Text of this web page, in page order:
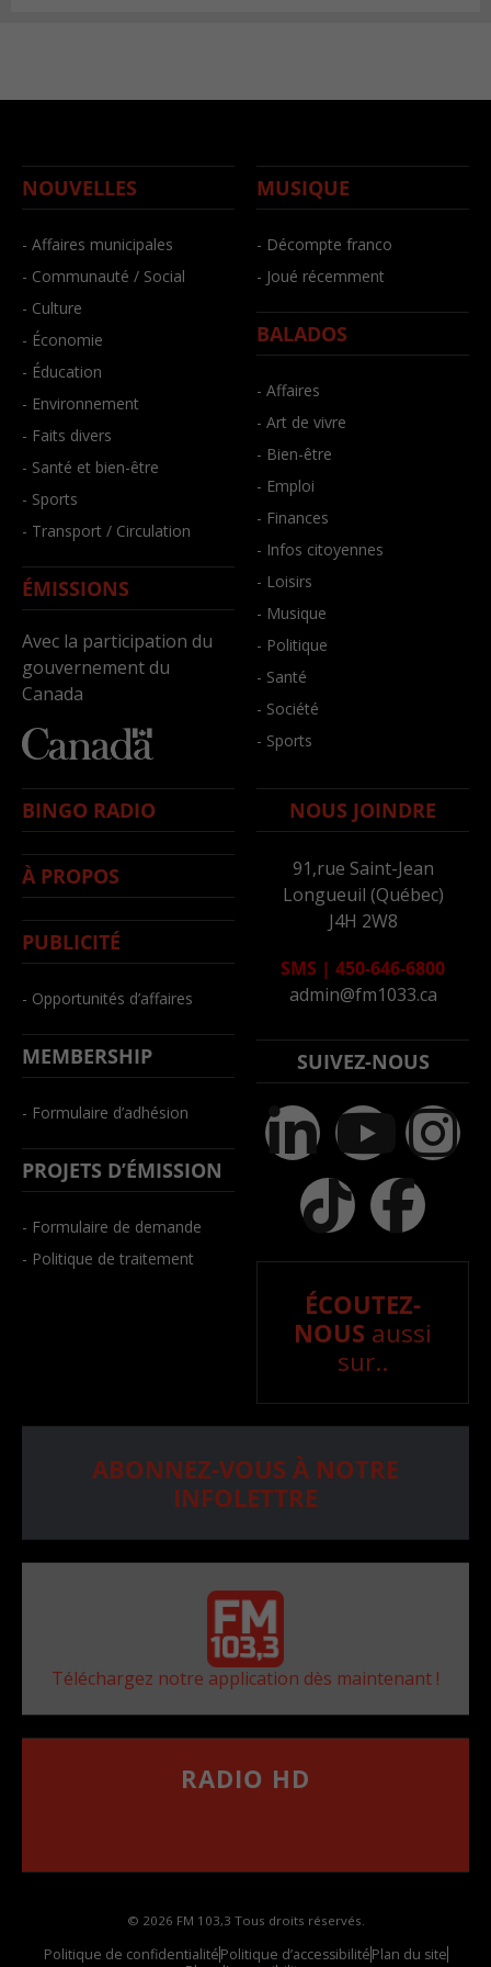
NOUVELLES
- Affaires municipales
- Communauté / Social
- Culture
- Économie
- Éducation
- Environnement
- Faits divers
- Santé et bien-être
- Sports
- Transport / Circulation
ÉMISSIONS
Avec la participation du
gouvernement du
Canada
MUSIQUE
- Décompte franco
- Joué récemment
BALADOS
- Affaires
- Art de vivre
- Bien-être
- Emploi
- Finances
- Infos citoyennes
- Loisirs
- Musique
- Politique
- Santé
- Société
- Sports
BINGO RADIO
À PROPOS
PUBLICITÉ
- Opportunités d’affaires
MEMBERSHIP
- Formulaire d’adhésion
PROJETS D’ÉMISSION
- Formulaire de demande
- Politique de traitement
NOUS JOINDRE
91,rue Saint-Jean
Longueuil (Québec)
J4H 2W8
SMS | 450-646-6800
admin@fm1033.ca
SUIVEZ-NOUS
ÉCOUTEZ-
NOUS aussi
sur..
ABONNEZ-VOUS À NOTRE
INFOLETTRE
Téléchargez notre application dès maintenant !
RADIO HD
© 2026 FM 103,3 Tous droits réservés.
Politique de confidentialitéPolitique d’accessibilitéPlan du site